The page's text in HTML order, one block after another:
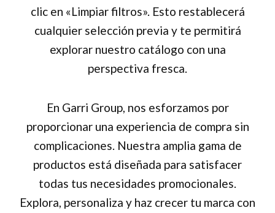
clic en «Limpiar filtros». Esto restablecerá
cualquier selección previa y te permitirá
explorar nuestro catálogo con una
perspectiva fresca.
En Garri Group, nos esforzamos por
proporcionar una experiencia de compra sin
complicaciones. Nuestra amplia gama de
productos está diseñada para satisfacer
todas tus necesidades promocionales.
Explora, personaliza y haz crecer tu marca con